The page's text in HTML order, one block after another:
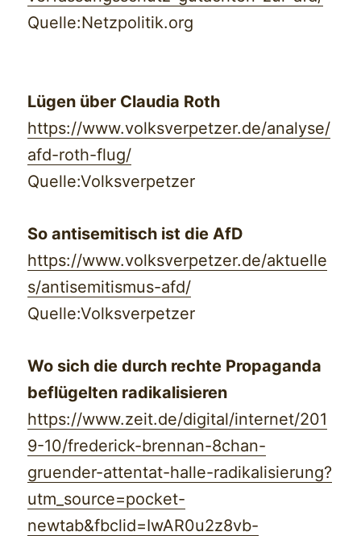
Quelle:Netzpolitik.org
Lügen über Claudia Roth
https://www.volksverpetzer.de/analyse/
afd-roth-flug/
Quelle:Volksverpetzer
So antisemitisch ist die AfD
https://www.volksverpetzer.de/aktuelle
s/antisemitismus-afd/
Quelle:Volksverpetzer
Wo sich die durch rechte Propaganda
beflügelten radikalisieren
https://www.zeit.de/digital/internet/201
9-10/frederick-brennan-8chan-
gruender-attentat-halle-radikalisierung?
utm_source=pocket-
newtab&fbclid=IwAR0u2z8vb-